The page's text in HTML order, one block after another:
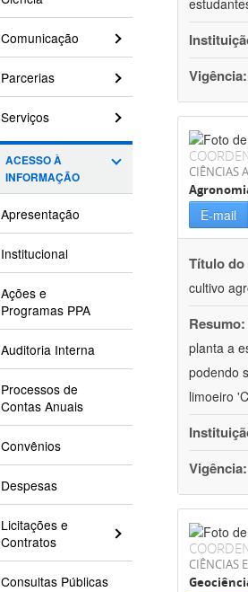
Comunicação
Parcerias
Serviços
ACESSO À
INFORMAÇÃO
Apresentação
Institucional
Ações e
Programas PPA
Auditoria Interna
Processos de
Contas Anuais
Convênios
Despesas
Licitações e
Contratos
Consultas Públicas
Vigência:
CIÊNCIAS
E-mail
Título
cultivo
Resumo:
planta a
podendo
limoeiro
Vigência:
CIÊNCIAS